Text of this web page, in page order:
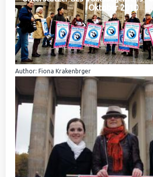
Oktober 2010
Author: Fiona Krakenbrger